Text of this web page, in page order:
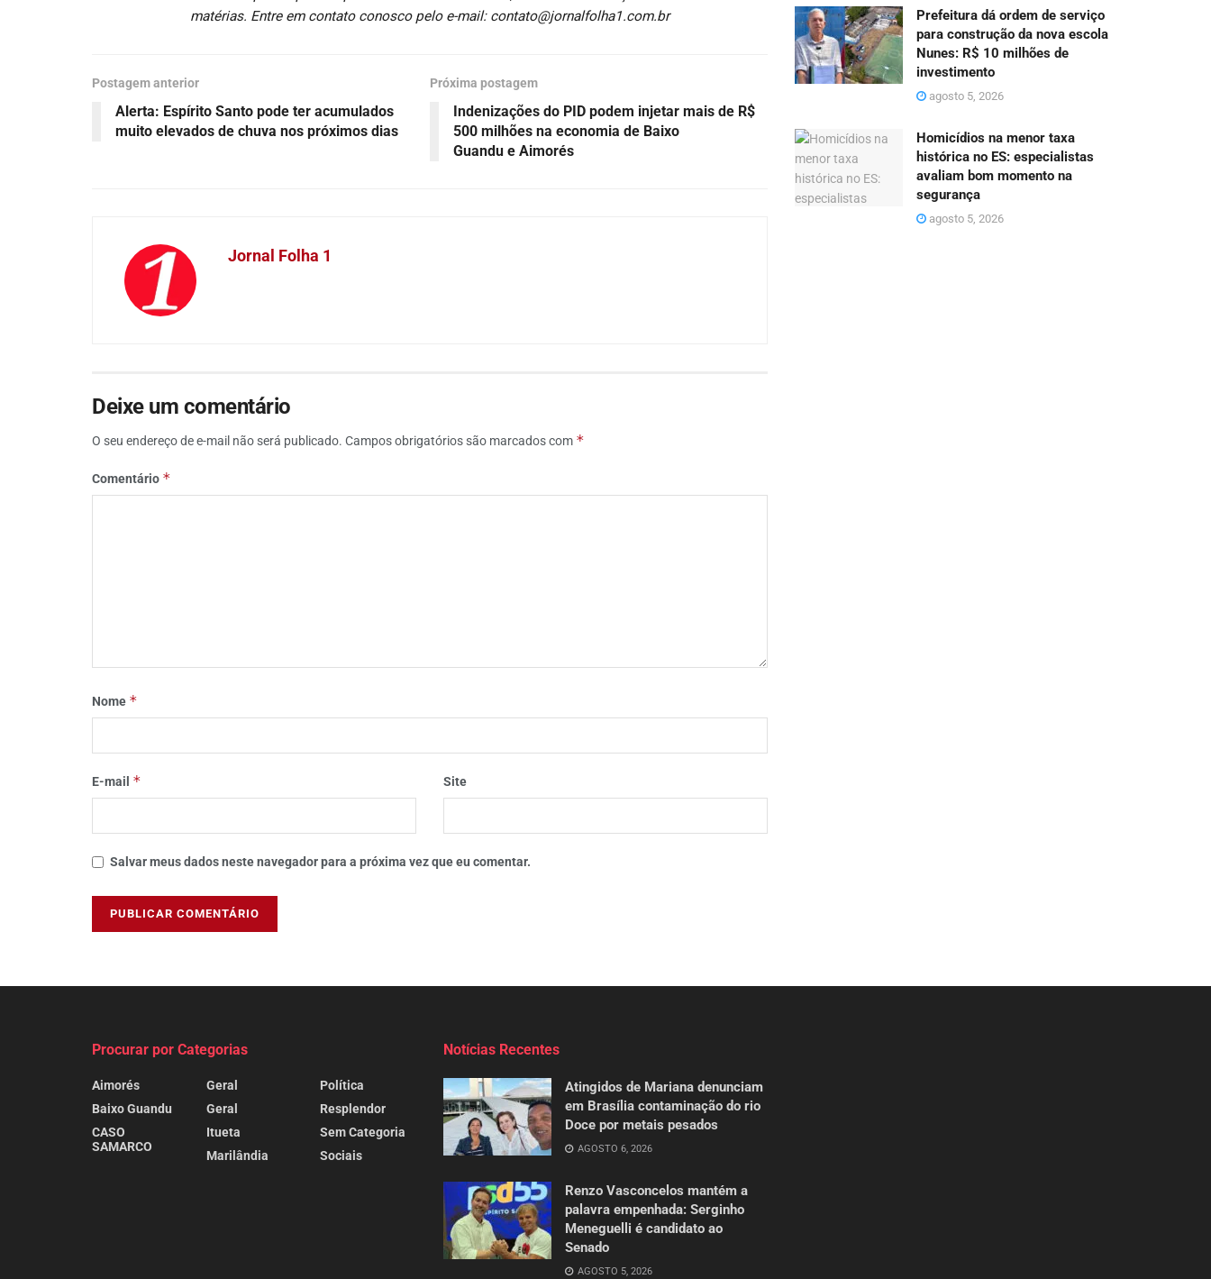
matérias. Entre em contato conosco pelo e-mail: contato@jornalfolha1.com.br
Postagem anterior
Alerta: Espírito Santo pode ter acumulados
muito elevados de chuva nos próximos dias
Próxima postagem
Indenizações do PID podem injetar mais de R$
500 milhões na economia de Baixo
Guandu e Aimorés
Jornal Folha 1
Deixe um comentário
O seu endereço de e-mail não será publicado. Campos obrigatórios são marcados com *
Comentário *
Nome *
E-mail * Site
Salvar meus dados neste navegador para a próxima vez que eu comentar.
Prefeitura dá ordem de serviço
para construção da nova escola
Nunes: R$ 10 milhões de
investimento
agosto 5, 2026
Homicídios na menor taxa
histórica no ES: especialistas
avaliam bom momento na
segurança
agosto 5, 2026
Procurar por Categorias
Aimorés
Baixo Guandu
CASO
SAMARCO
Geral
Geral
Itueta
Marilândia
Política
Resplendor
Sem Categoria
Sociais
Notícias Recentes
Atingidos de Mariana denunciam
em Brasília contaminação do rio
Doce por metais pesados
AGOSTO 6, 2026
Renzo Vasconcelos mantém a
palavra empenhada: Serginho
Meneguelli é candidato ao
Senado
AGOSTO 5, 2026